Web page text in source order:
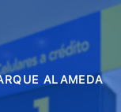
ALAMEDA